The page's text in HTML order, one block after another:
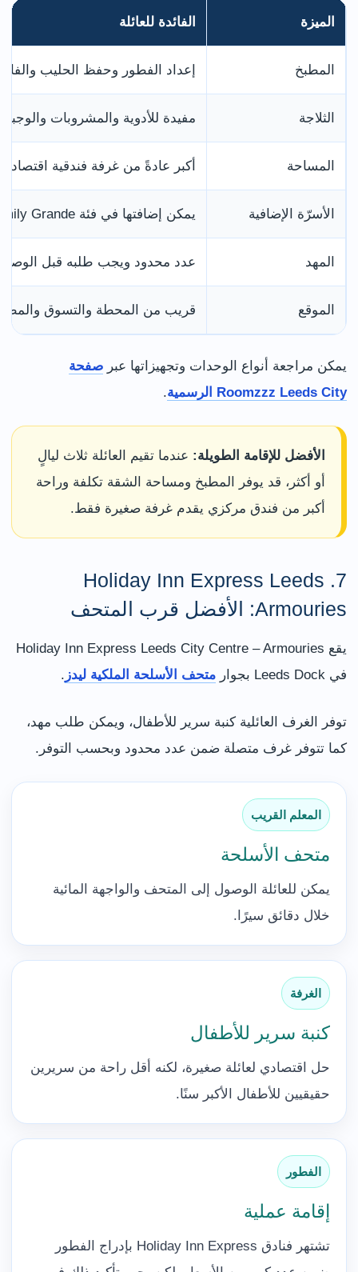
الميزة الفائدة للعائلة
المطبخ إعداد الفطور وحفظ الحليب
الثلاجة مفيدة للأدوية والمشروبات
المساحة أكبر عادةً من غرفة فندقية
الأسرّة الإضافية يمكن إضافتها في فئة Family Grande حسب التوفر والرسوم.
المهد عدد محدود ويجب طلبه قبل
الموقع قريب من المحطة والتسوق
يمكن مراجعة أنواع الوحدات وتجهيزاتها عبر صفحة
Roomzzz Leeds City الرسمية
.
الأفضل للإقامة الطويلة: عندما تقيم العائلة ثلاث ليالٍ
أو أكثر، قد يوفر المطبخ ومساحة الشقة تكلفة وراحة
أكبر من فندق مركزي يقدم غرفة صغيرة فقط.
7. Holiday Inn Express Leeds
Armouries: الأفضل قرب المتحف
يقع Holiday Inn Express Leeds City Centre – Armouries
في Leeds Dock بجوار
متحف الأسلحة الملكية ليدز .
توفر الغرف العائلية كنبة سرير للأطفال، ويمكن طلب مهد،
كما تتوفر غرف متصلة ضمن عدد محدود وبحسب التوفر.
المعلم القريب
متحف الأسلحة
يمكن للعائلة الوصول إلى المتحف والواجهة المائية
خلال دقائق سيرًا.
الغرفة
كنبة سرير للأطفال
حل اقتصادي لعائلة صغيرة، لكنه أقل راحة من سريرين
حقيقيين للأطفال الأكبر سنًا.
الفطور
إقامة عملية
تشتهر فنادق Holiday Inn Express بإدراج الفطور